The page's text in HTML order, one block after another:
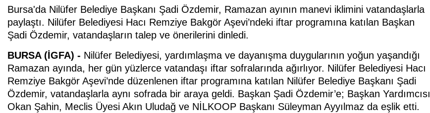
Bursa'da Nilüfer Belediye Başkanı Şadi Özdemir, Ramazan ayının manevi iklimini vatandaşlarla
paylaştı. Nilüfer Belediyesi Hacı Remziye Bakgör Aşevi’ndeki iftar programına katılan Başkan
Şadi Özdemir, vatandaşların talep ve önerilerini dinledi.
BURSA (İGFA) - Nilüfer Belediyesi, yardımlaşma ve dayanışma duygularının yoğun yaşandığı
Ramazan ayında, her gün yüzlerce vatandaşı iftar sofralarında ağırlıyor. Nilüfer Belediyesi Hacı
Remziye Bakgör Aşevi’nde düzenlenen iftar programına katılan Nilüfer Belediye Başkanı Şadi
Özdemir, vatandaşlarla aynı sofrada bir araya geldi. Başkan Şadi Özdemir’e; Başkan Yardımcısı
Okan Şahin, Meclis Üyesi Akın Uludağ ve NİLKOOP Başkanı Süleyman Ayyılmaz da eşlik etti.